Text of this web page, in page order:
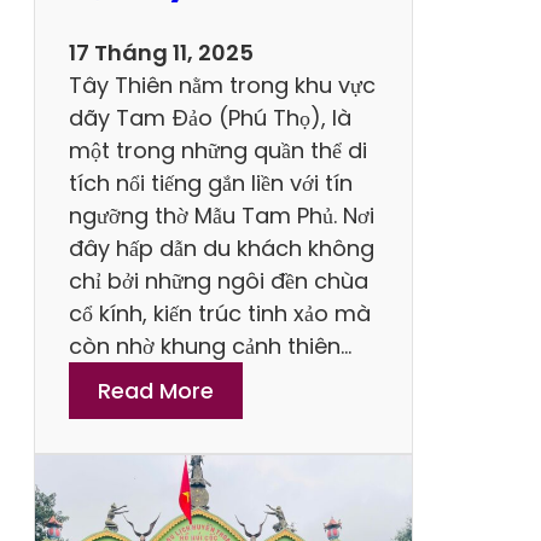
L
ị
c
h
K
h
o
a
n
g
a
n
S
17 Tháng 11, 2025
Tây Thiên nằm trong khu vực
dãy Tam Đảo (Phú Thọ), là
một trong những quần thể di
tích nổi tiếng gắn liền với tín
ngưỡng thờ Mẫu Tam Phủ. Nơi
đây hấp dẫn du khách không
chỉ bởi những ngôi đền chùa
cổ kính, kiến trúc tinh xảo mà
còn nhờ khung cảnh thiên…
Read More
T
o
H